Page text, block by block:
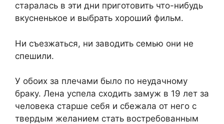
старалась в эти дни приготовить что-нибудь
вкусненькое и выбрать хороший фильм.
Ни съезжаться, ни заводить семью они не
спешили.
У обоих за плечами было по неудачному
браку. Лена успела сходить замуж в 19 лет за
человека старше себя и сбежала от него с
твердым желанием стать востребованным